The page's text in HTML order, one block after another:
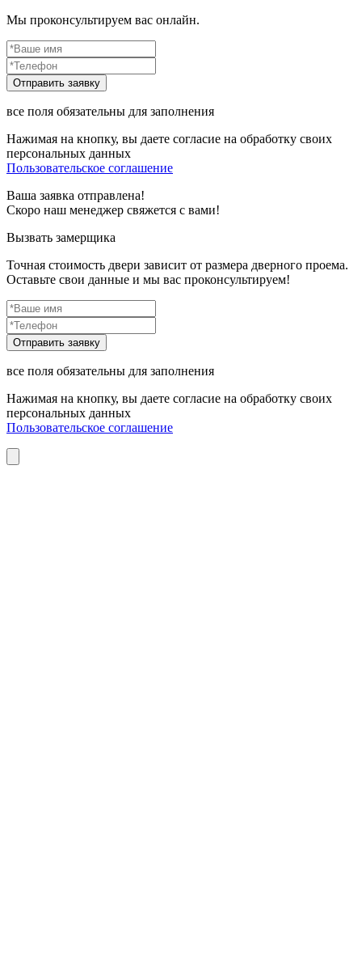
Мы проконсультируем вас онлайн.
все поля обязательны для заполнения
Нажимая на кнопку, вы даете согласие на обработку своих
персональных данных
Пользовательское соглашение
Ваша заявка отправлена!
Скоро наш менеджер свяжется с вами!
Вызвать замерщика
Точная стоимость двери зависит от размера дверного проема.
Оставьте свои данные и мы вас проконсультируем!
все поля обязательны для заполнения
Нажимая на кнопку, вы даете согласие на обработку своих
персональных данных
Пользовательское соглашение